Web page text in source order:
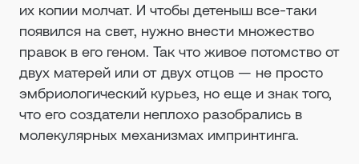
их копии молчат. И чтобы детеныш все-таки
появился на свет, нужно внести множество
правок в его геном. Так что живое потомство от
двух матерей или от двух отцов — не просто
эмбриологический курьез, но еще и знак того,
что его создатели неплохо разобрались в
молекулярных механизмах импринтинга.